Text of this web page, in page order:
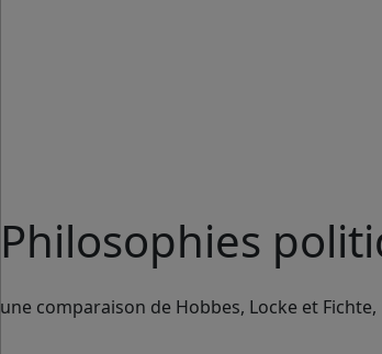
Philosophies
une comparaison de Hobbes, Locke et